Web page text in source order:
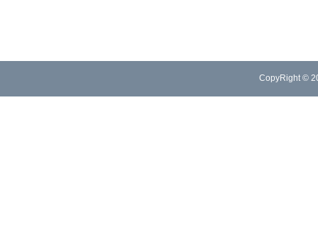
CopyRight ©